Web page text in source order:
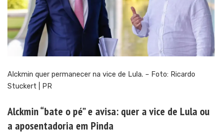
Alckmin quer permanecer na vice de Lula. – Foto: Ricardo
Stuckert | PR
Alckmin “bate o pé” e avisa: quer a vice de Lula ou
a aposentadoria em Pinda